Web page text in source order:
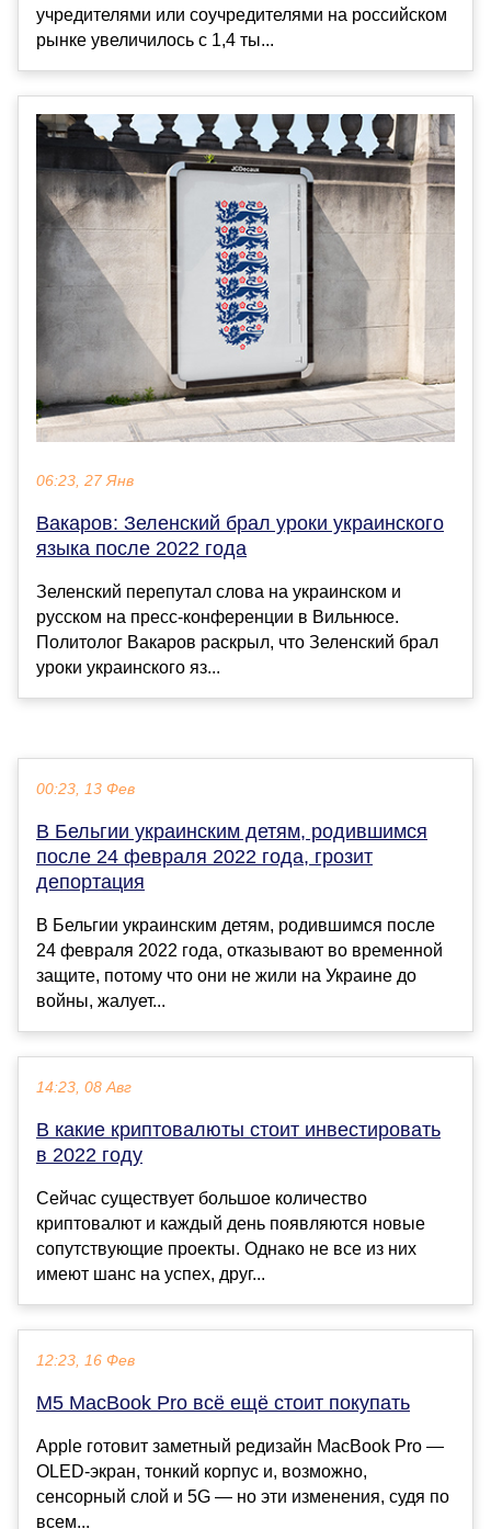
учредителями или соучредителями на российском
рынке увеличилось с 1,4 ты...
06:23, 27 Янв
Вакаров: Зеленский брал уроки украинского
языка после 2022 года
Зеленский перепутал слова на украинском и
русском на пресс-конференции в Вильнюсе.
Политолог Вакаров раскрыл, что Зеленский брал
уроки украинского яз...
00:23, 13 Фев
В Бельгии украинским детям, родившимся
после 24 февраля 2022 года, грозит
депортация
В Бельгии украинским детям, родившимся после
24 февраля 2022 года, отказывают во временной
защите, потому что они не жили на Украине до
войны, жалует...
14:23, 08 Авг
В какие криптовалюты стоит инвестировать
в 2022 году
Сейчас существует большое количество
криптовалют и каждый день появляются новые
сопутствующие проекты. Однако не все из них
имеют шанс на успех, друг...
12:23, 16 Фев
M5 MacBook Pro всё ещё стоит покупать
Apple готовит заметный редизайн MacBook Pro —
OLED‑экран, тонкий корпус и, возможно,
сенсорный слой и 5G — но эти изменения, судя по
всем...